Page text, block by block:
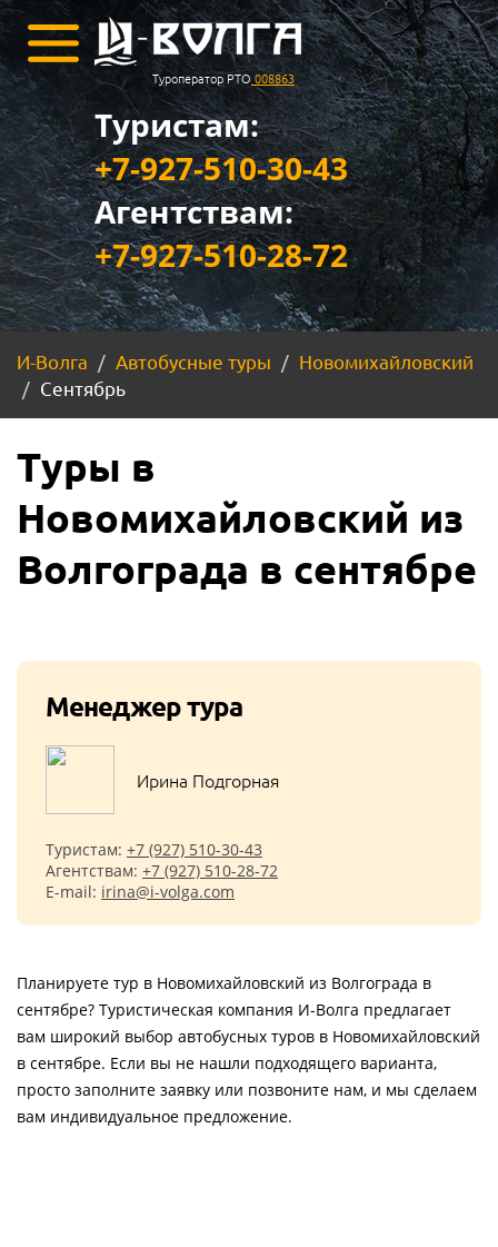
Туроператор РТО 008863
Туристам:
+7-927-510-30-43
Агентствам:
+7-927-510-28-72
И-Волга Автобусные туры
Новомихайловский
Сентябрь
Туры в
Новомихайловский из
Волгограда в сентябре
Менеджер тура
Ирина Подгорная
Туристам: +7 (927) 510-30-43
Агентствам: +7 (927) 510-28-72
E-mail: irina@i-volga.com
Планируете тур в Новомихайловский из Волгограда в
сентябре? Туристическая компания И-Волга предлагает
вам широкий выбор автобусных туров в Новомихайловский
в сентябре. Если вы не нашли подходящего варианта,
просто заполните заявку или позвоните нам, и мы сделаем
вам индивидуальное предложение.